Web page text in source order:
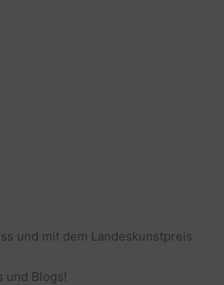
und mit dem Landeskunstpreis
und Blogs!